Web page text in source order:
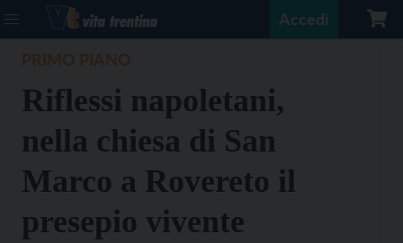
Accedi
Riflessi napoletani,
nella chiesa di San
Marco a Rovereto il
presepio vivente